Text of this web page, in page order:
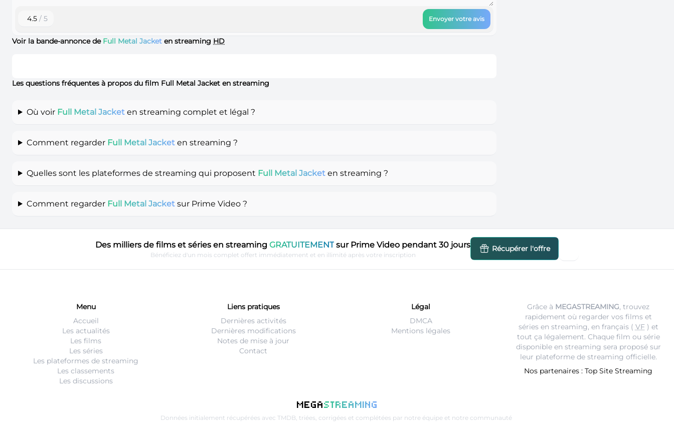
4.5 / 5 Envoyer votre avis
Voir la bande-annonce de Full Metal Jacket en streaming HD
Les questions fréquentes à propos du film Full Metal Jacket en streaming
Où voir Full Metal Jacketen streaming complet et légal ?
Comment regarder Full Metal Jacketen streaming ?
Quelles sont les plateformes de streaming qui proposent Full Metal Jacketen streaming ?
Comment regarder Full Metal Jacketsur Prime Video ?
Des milliers de films et séries en streamingGRATUITEMENT sur Prime Video pendant 30 jours
Bénéficiez d'un mois complet offert immédiatement et en illimité après votre inscription
Récupérer l'offre
Menu
Accueil
Les actualités
Les films
Les séries
Les plateformes de streaming
Les classements
Les discussions
Liens pratiques
Dernières activités
Dernières modifications
Notes de mise à jour
Contact
Légal
DMCA
Mentions légales
Grâce à MEGASTREAMING, trouvez
rapidement où regarder vos films et
séries en streaming, en français ( VF) et
tout ça légalement. Chaque film ou série
disponible en streaming sera proposé sur
leur plateforme de streaming officielle.
Nos partenaires : Top Site Streaming
MEGASTREAMING
Données initialement récupérées avec TMDB , triées, corrigées et complétées par notre équipe et notre communauté